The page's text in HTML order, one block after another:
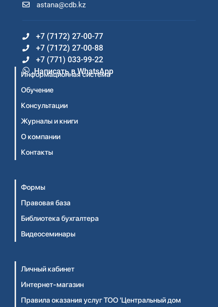
astana@cdb.kz
+7 (7172) 27-00-77
+7 (7172) 27-00-88
+7 (771) 033-99-22
Написать в WhatsApp
Информационная система
Обучение
Консультации
Журналы и книги
О компании
Контакты
Формы
Правовая база
Библиотека бухгалтера
Видеосеминары
Личный кабинет
Интернет-магазин
Правила оказания услуг ТОО 'Центральный дом